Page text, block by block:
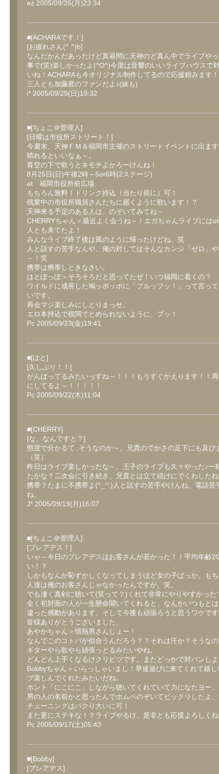
ez 2005/09/26(月)23:34
■[ACHARAです！]
[お疲れさん(^.^)b]
なんだかんだあったけど真昼間に天神のど真ん中でライブや
事で(笑)楽しかったよ(^O^)今度は音響のいいライブハウスで
いね！ACHARAも今オリジナル制作してるので応援頼みます
三人とも加藤君のファンだよ♪(妹も)
i* 2005/09/25(日)19:32
■[ちょこ＠管理人]
[日曜は市役所ストリート！]
今週末、天神ＦＭ＆福岡市主催のストリートイベントに出ま
晴れるといいなぁ～。
青空の下で歌うとキモチよかろーけんね！
8月25日(日)午後2時～5or6時(2ステージ)
at 福岡市役所前広場
もちろん無料！ドリンク持込（当たり前に）可！
残業中の市役所職員さんたちに届くように歌います！？
天神来る予定のある人は、のぞいてみてね～
CHERRYちゃん＞最近よく会うね～！エガちゃんライブには
人とも来てたよ！
みんなライブ終了後は風のように帰ったけどね、笑
人と話すの苦手なんや。俺の対してはそんなカンジ「ゼロ」
～！笑
携帯は携帯しときなさい。
はとぽっぽ＞そろそろだと思ってたぜ！いつ福岡に着くの？
ワイルドに成長した鳩ッポッポに「プルッフッ！」って言っ
いです。
再会マジ楽しみにしとりまっせ。
エロ本持込で税関でとめられないように、プッ！
Pc 2005/09/23(金)19:41
■[はと]
[久しぶり！！]
がんばってるみたいっすね～！！！もうすぐかえります！！
にしてるよ～！！！！！
Pc 2005/09/22(木)11:04
■[CHERRY]
[な、なんですと？]
態度で分かるて..そうなのか～。兄貴のでかさの足下にも及び
（笑）
昨日はライブ楽しかったな～。王子のライブも久々やった♪一
たかな？二次会に引き続き、兄貴とは立て続けにでくわした
携帯？たまに不携帯よ(^_^;)人と話すの苦手やけんね、電話苦
ね。
J* 2005/09/19(月)16:07
■[ちょこ＠管理人]
[プレアデス！]
いゃ～今日のプレアデスはお客さんが若かった！！平均年齢
い！？
しかもなんか恥ずかしくなってしまうほど女の子ばっか。も
人達は俺のお客さんじゃなかったんですが、笑。
でも凄く真剣に聴いて(笑って？)くれて非常にやりやすかった
全く初対面の人が一生懸命聞いてくれると、なんかいつもと
違った感動があります。そして今後も頑張ろうと思うワケで
皆様ありがとうございました。
あやかちゃん＞情熱男さんじょー！
なんでこのコトバが似合うんだろう？？それは汗か？そうな
ギターやら歌やら頑張っとるみたいやね。
どんどん上手くなるけクリビツです。またどっかで対バンし
Bobbyちゃん＞いらっしゃいまし！早速遊びに来てくれて嬉
ブ楽しんでくれたみたいだね。
ホント「にこにこ」しながら聴いてくれていて力になたヨー
男の人の名前かと思ったんでホムペのぞいてビックリしたよ
チューニングはパクり大いに可！
また更にステキな！？ライブやるけ、是非とも応援よろしく
Pc 2005/09/17(土)05:43
■[Bobby]
[プレアデス]